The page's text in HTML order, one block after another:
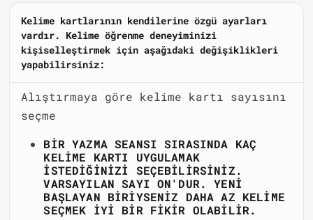
Kelime kartlarının kendilerine özgü ayarları
vardır. Kelime öğrenme deneyiminizi
kişiselleştirmek için aşağıdaki değişiklikleri
yapabilirsiniz:
Alıştırmaya göre kelime kartı sayısını
seçme
BIR YAZMA SEANSI SIRASINDA KAÇ
KELIME KARTI UYGULAMAK
ISTEDIĞINIZI SEÇEBILIRSINIZ.
VARSAYILAN SAYI ON'DUR. YENI
BAŞLAYAN BIRIYSENIZ DAHA AZ KELIME
SEÇMEK IYI BIR FIKIR OLABILIR.